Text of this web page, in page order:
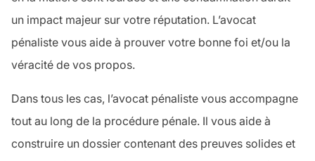
un impact majeur sur votre réputation. L’avocat
pénaliste vous aide à prouver votre bonne foi et/ou la
véracité de vos propos.
Dans tous les cas, l’avocat pénaliste vous accompagne
tout au long de la procédure pénale. Il vous aide à
construire un dossier contenant des preuves solides et